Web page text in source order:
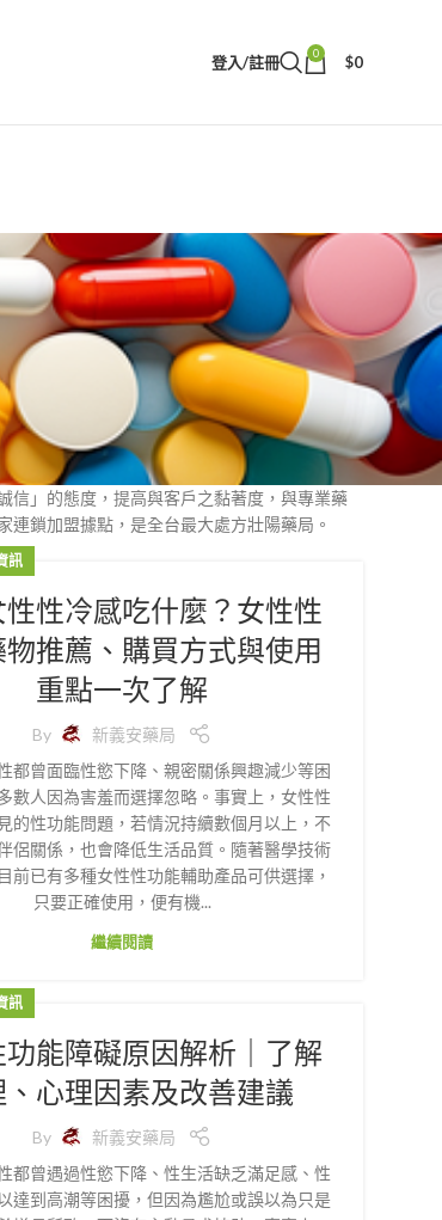
登入/註冊 0 $0
信」的態度，提高與客戶之黏著度，與專業藥
鎖加盟據點，是全台最大處方壯陽藥局。
訊
性冷感吃什麼？女性性
推薦、購買方式與使用
重點一次了解
By
新義安藥局
都曾面臨性慾下降、親密關係興趣減少等困
數人因為害羞而選擇忽略。事實上，女性性
的性功能問題，若情況持續數個月以上，不
侶關係，也會降低生活品質。隨著醫學技術
前已有多種女性性功能輔助產品可供選擇，
只要正確使用，便有機...
繼續閱讀
訊
能障礙原因解析｜了解
心理因素及改善建議
By
新義安藥局
都曾遇過性慾下降、性生活缺乏滿足感、性
達到高潮等困擾，但因為尷尬或誤以為只是